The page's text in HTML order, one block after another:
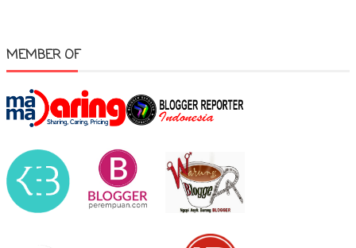
MEMBER OF